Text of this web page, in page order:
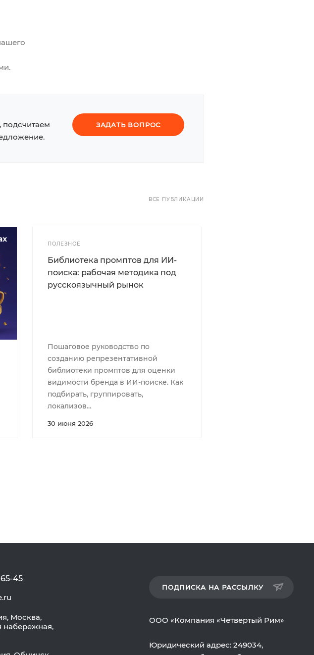
ЗАДАТЬ ВОПРОС
ВСЕ ПУБЛИКАЦИИ
ПОЛЕЗНОЕ
Библиотека промптов для ИИ-
поиска: рабочая методика под
русскоязычный рынок
Пошаговое руководство по
созданию репрезентативной
библиотеки промптов для оценки
видимости бренда в ИИ-поиске. Как
подбирать, группировать,
локализов...
30 июня 2026
45
Москва,
набережная,
ПОДПИСКА НА РАССЫЛКУ
ООО «Компания «Четвертый Рим»
Юридический адрес: 249034,